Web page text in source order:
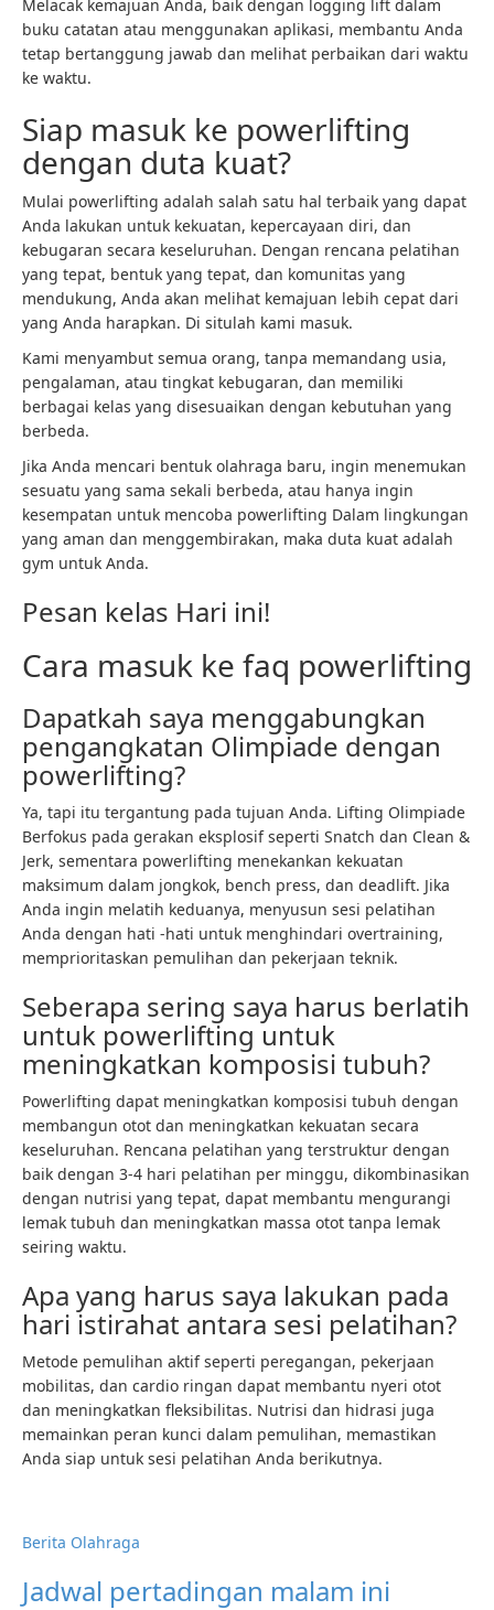
Melacak kemajuan Anda, baik dengan logging lift dalam
buku catatan atau menggunakan aplikasi, membantu Anda
tetap bertanggung jawab dan melihat perbaikan dari waktu
ke waktu.
Siap masuk ke powerlifting
dengan duta kuat?
Mulai powerlifting adalah salah satu hal terbaik yang dapat
Anda lakukan untuk kekuatan, kepercayaan diri, dan
kebugaran secara keseluruhan. Dengan rencana pelatihan
yang tepat, bentuk yang tepat, dan komunitas yang
mendukung, Anda akan melihat kemajuan lebih cepat dari
yang Anda harapkan. Di situlah kami masuk.
Kami menyambut semua orang, tanpa memandang usia,
pengalaman, atau tingkat kebugaran, dan memiliki
berbagai kelas yang disesuaikan dengan kebutuhan yang
berbeda.
Jika Anda mencari bentuk olahraga baru, ingin menemukan
sesuatu yang sama sekali berbeda, atau hanya ingin
kesempatan untuk mencoba powerlifting Dalam lingkungan
yang aman dan menggembirakan, maka duta kuat adalah
gym untuk Anda.
Pesan kelas Hari ini!
Cara masuk ke faq powerlifting
Dapatkah saya menggabungkan
pengangkatan Olimpiade dengan
powerlifting?
Ya, tapi itu tergantung pada tujuan Anda. Lifting Olimpiade
Berfokus pada gerakan eksplosif seperti Snatch dan Clean &
Jerk, sementara powerlifting menekankan kekuatan
maksimum dalam jongkok, bench press, dan deadlift. Jika
Anda ingin melatih keduanya, menyusun sesi pelatihan
Anda dengan hati -hati untuk menghindari overtraining,
memprioritaskan pemulihan dan pekerjaan teknik.
Seberapa sering saya harus berlatih
untuk powerlifting untuk
meningkatkan komposisi tubuh?
Powerlifting dapat meningkatkan komposisi tubuh dengan
membangun otot dan meningkatkan kekuatan secara
keseluruhan. Rencana pelatihan yang terstruktur dengan
baik dengan 3-4 hari pelatihan per minggu, dikombinasikan
dengan nutrisi yang tepat, dapat membantu mengurangi
lemak tubuh dan meningkatkan massa otot tanpa lemak
seiring waktu.
Apa yang harus saya lakukan pada
hari istirahat antara sesi pelatihan?
Metode pemulihan aktif seperti peregangan, pekerjaan
mobilitas, dan cardio ringan dapat membantu nyeri otot
dan meningkatkan fleksibilitas. Nutrisi dan hidrasi juga
memainkan peran kunci dalam pemulihan, memastikan
Anda siap untuk sesi pelatihan Anda berikutnya.
Berita Olahraga
Jadwal pertadingan malam ini